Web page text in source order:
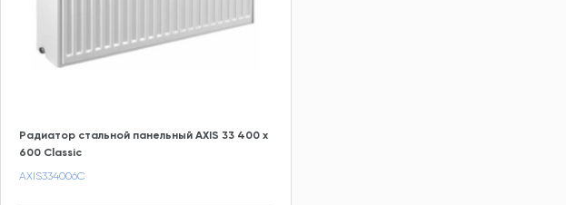
Радиатор стальной панельный AXIS 33 400 x
600 Classic
AXIS334006C